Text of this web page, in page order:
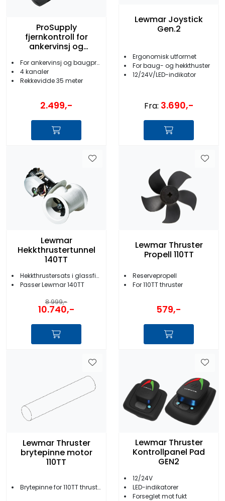
ProSupply
fjernkontroll for
ankervinsj og
For ankervinsj og baugpropell
4 kanaler
Rekkevidde 35 meter
2.499,-
Lewmar Joystick
Gen.2
Ergonomisk utformet
For baug- og hekkthuster
12/24V/LED-indikator
Fra: 3.690,-
Lewmar
Hekkthrustertunnel
140TT
Hekkthrustersats i glassfiber
Passer Lewmar 140TT
8.999,-
10.740,-
Lewmar Thruster
Propell 110TT
Reservepropell
For 110TT thruster
579,-
Lewmar Thruster
brytepinne motor
110TT
Brytepinne for 110TT thruster
Lewmar Thruster
Kontrollpanel Pad
GEN2
12/24V
LED-indikatorer
Forseglet mot fukt